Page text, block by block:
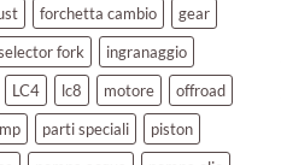
forchetta cambio
gear
fork
ingranaggio
LC4 lc8 motore
offroad
parti speciali
piston